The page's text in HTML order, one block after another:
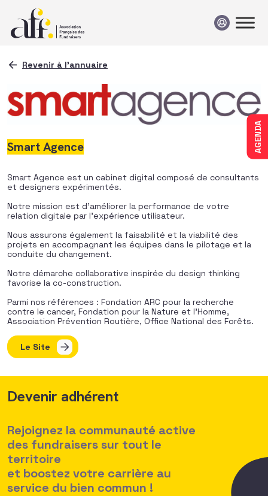
AGENDA
Revenir à l'annuaire
Smart Agence
Smart Agence est un cabinet digital composé de consultants
et designers expérimentés.
Notre mission est d’améliorer la performance de votre
relation digitale par l’expérience utilisateur.
Nous assurons également la faisabilité et la viabilité des
projets en accompagnant les équipes dans le pilotage et la
conduite du changement.
Notre démarche collaborative inspirée du design thinking
favorise la co-construction.
Parmi nos références : Fondation ARC pour la recherche
contre le cancer, Fondation pour la Nature et l’Homme,
Association Prévention Routière, Office National des Forêts.
Le Site
Devenir adhérent
Rejoignez la communauté active
des fundraisers sur tout le
territoire
et boostez votre carrière au
service du bien commun !